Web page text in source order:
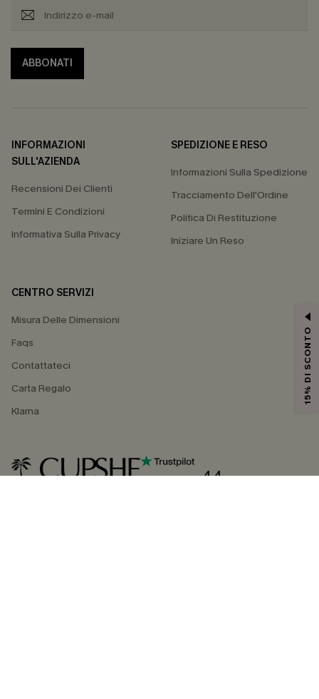
ABBONATI
INFORMAZIONI
SULL'AZIENDA
Recensioni Dei Clienti
Termini E Condizioni
Informativa Sulla Privacy
SPEDIZIONE E RESO
Informazioni Sulla Spedizione
Tracciamento Dell'Ordine
Politica Di Restituzione
Iniziare Un Reso
CENTRO SERVIZI
Misura Delle Dimensioni
Faqs
Contattateci
Carta Regalo
Klarna
4.4
15% DI SCONTO